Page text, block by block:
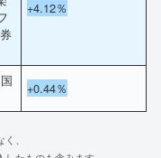
+4.12％
+0.44％
、